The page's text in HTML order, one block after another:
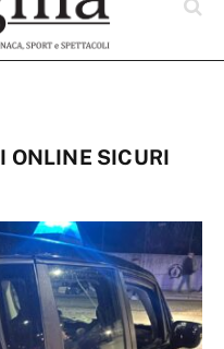
ONLINE SICURI